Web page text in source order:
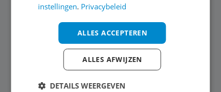
Volg ons op
instellingen. Privacybeleid
ALLES ACCEPTEREN
ALLES AFWIJZEN
DETAILS WEERGEVEN